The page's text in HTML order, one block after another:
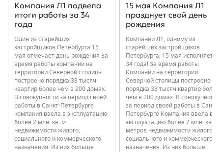
Компания Л1 подвела
итоги работы за 34
года
Один из старейших
застройщиков Петербурга 15
мая отмечает день рождения За
время работы компании на
территории Северной столицы
построено порядка 33 тысяч
квартир более чем в 200 домах.
В совокупности за период своей
работы в Санкт-Петербурге
компания ввела в эксплуатацию
более 2 млн. кв. м
недвижимости жилого,
социального и коммерческого
назначения. Из них больше
15 мая Компания Л1
празднует свой день
рождения
Компании Л1, одному из
старейших застройщиков
Петербурга, 15 мая исполняется
34 года! За время работы
Компании на территории
Северной столицы построено
порядка 33 тысяч квартир более
чем в 200 домах. В совокупности
за период своей работы в Санкт-
Петербурге Компания ввела в
эксплуатацию более 2 млн. кв.
метров недвижимости жилого,
социального и коммерческого
назначения. Из них больше